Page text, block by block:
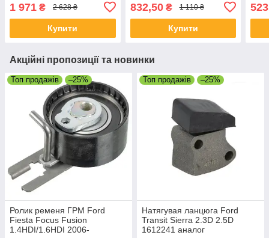
1 971 ₴ 2 628 ₴
Купити
832,50₴ 1 110 ₴
Купити
Акційні пропозиції та новинки
Топ продажів –25%
Ролик ременя ГРМ Ford
Fiesta Focus Fusion
1.4HDI/1.6HDI 2006-
Топ продажів –25%
Натягувая ланцюга Ford
Transit Sierra 2.3D 2.5D
1612241 аналог